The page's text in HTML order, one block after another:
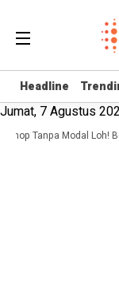
Headline
Headline
Jumat, 7 Agustus
Tanpa Modal Loh!